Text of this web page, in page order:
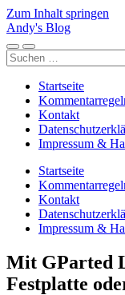
Zum Inhalt springen
Andy's Blog
Mobile-
Menü
Suchfeld
ein-/ausblenden
Suchen
nach:
Startseite
Kontakt
Impressum &
Startseite
Kontakt
Impressum &
Mit GParted
Festplatte